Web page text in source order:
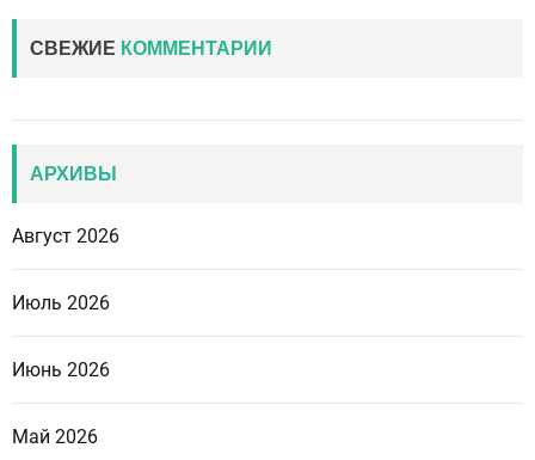
СВЕЖИЕ КОММЕНТАРИИ
АРХИВЫ
Август 2026
Июль 2026
Июнь 2026
Май 2026